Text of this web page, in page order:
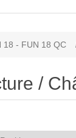
18 - FUN 18 QC
/